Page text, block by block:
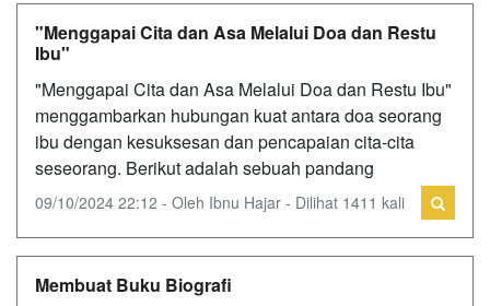
"Menggapai Cita dan Asa Melalui Doa dan Restu
Ibu"
"Menggapai Cita dan Asa Melalui Doa dan Restu Ibu"
menggambarkan hubungan kuat antara doa seorang
ibu dengan kesuksesan dan pencapaian cita-cita
seseorang. Berikut adalah sebuah pandang
09/10/2024 22:12 - Oleh Ibnu Hajar - Dilihat 1411 kali
Membuat Buku Biografi